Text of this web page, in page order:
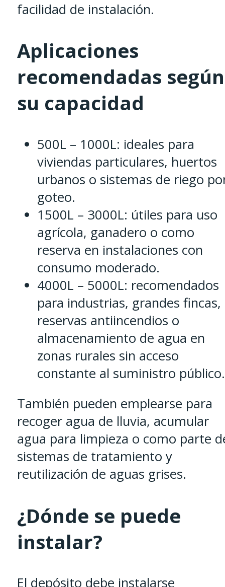
facilidad de instalación.
Aplicaciones
recomendadas según
su capacidad
500L – 1000L: ideales para
viviendas particulares, huertos
urbanos o sistemas de riego
goteo.
1500L – 3000L: útiles para uso
agrícola, ganadero o como
reserva en instalaciones con
consumo moderado.
4000L – 5000L: recomendados
para industrias, grandes fincas,
reservas antiincendios o
almacenamiento de agua en
zonas rurales sin acceso
constante al suministro público.
También pueden emplearse para
recoger agua de lluvia, acumular
agua para limpieza o como parte
sistemas de tratamiento y
reutilización de aguas grises.
¿Dónde se puede
instalar?
El depósito debe instalarse